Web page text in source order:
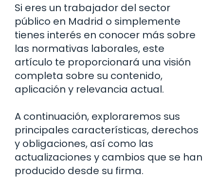
Si eres un trabajador del sector
público en Madrid o simplemente
tienes interés en conocer más sobre
las normativas laborales, este
artículo te proporcionará una visión
completa sobre su contenido,
aplicación y relevancia actual.
A continuación, exploraremos sus
principales características, derechos
y obligaciones, así como las
actualizaciones y cambios que se han
producido desde su firma.